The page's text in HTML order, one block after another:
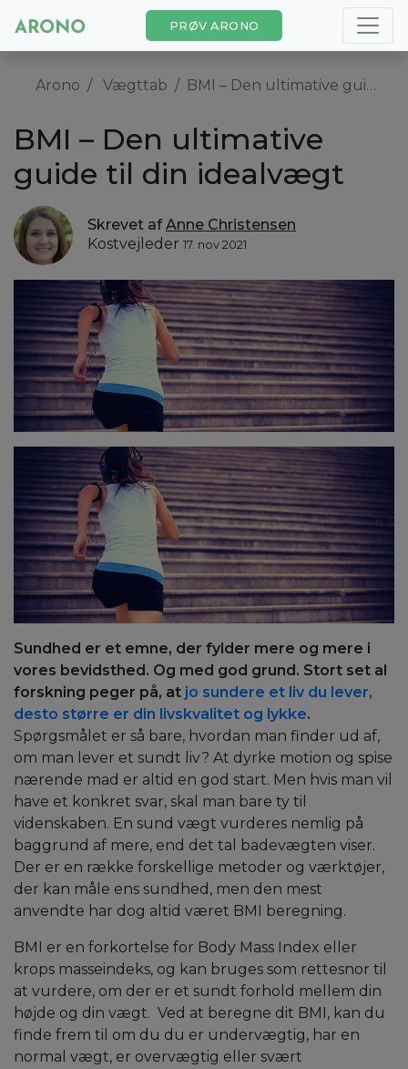
PRØV ARONO
Arono Vægttab BMI – Den ultimative guide til din idealvægt
BMI – Den ultimative
guide til din idealvægt
Skrevet afAnne Christensen
Kostvejleder 17. nov 2021
Sundhed er et emne, der fylder mere og mere i
vores bevidsthed. Og med god grund. Stort set al
forskning peger på, at jo sundere et liv du lever,
desto større er din livskvalitet og lykke.
Spørgsmålet er så bare, hvordan man finder ud af,
om man lever et sundt liv? At dyrke motion og spise
nærende mad er altid en god start. Men hvis man vil
have et konkret svar, skal man bare ty til
videnskaben. En sund vægt vurderes nemlig på
baggrund af mere, end det tal badevægten viser.
Der er en række forskellige metoder og værktøjer,
der kan måle ens sundhed, men den mest
anvendte har dog altid været BMI beregning.
BMI er en forkortelse for Body Mass Index eller
krops masseindeks, og kan bruges som rettesnor til
at vurdere, om der er et sundt forhold mellem din
højde og din vægt. Ved at beregne dit BMI, kan du
finde frem til om du du er undervægtig, har en
normal vægt, er overvægtig eller svært